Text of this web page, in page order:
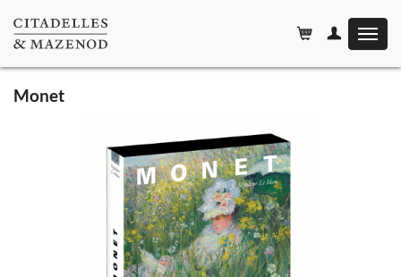
le
menu
Monet